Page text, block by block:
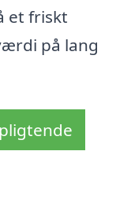
et friskt
på lang